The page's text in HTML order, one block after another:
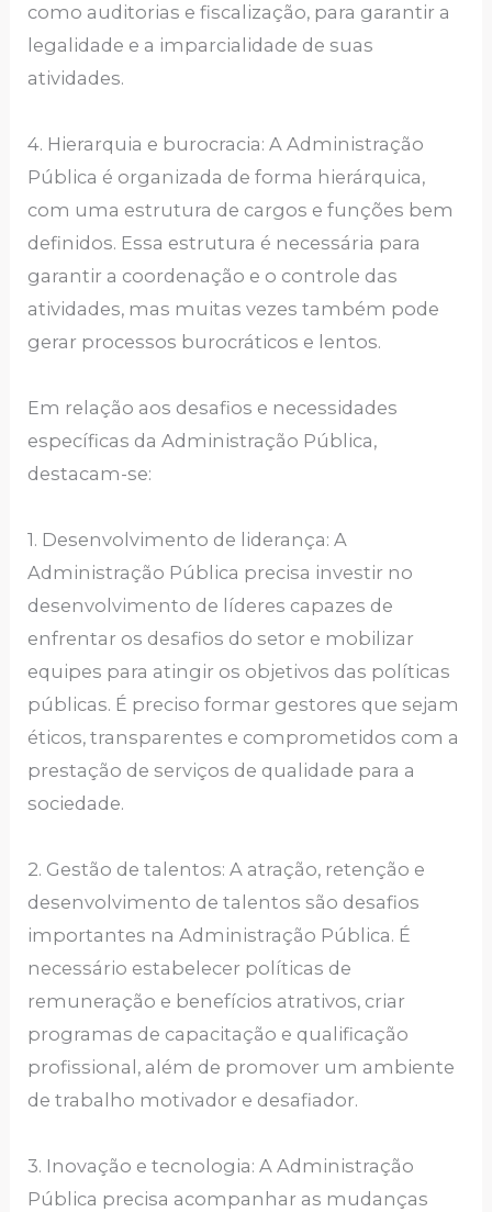
como auditorias e fiscalização, para garantir a
legalidade e a imparcialidade de suas
atividades.
4. Hierarquia e burocracia: A Administração
Pública é organizada de forma hierárquica,
com uma estrutura de cargos e funções bem
definidos. Essa estrutura é necessária para
garantir a coordenação e o controle das
atividades, mas muitas vezes também pode
gerar processos burocráticos e lentos.
Em relação aos desafios e necessidades
específicas da Administração Pública,
destacam-se:
1. Desenvolvimento de liderança: A
Administração Pública precisa investir no
desenvolvimento de líderes capazes de
enfrentar os desafios do setor e mobilizar
equipes para atingir os objetivos das políticas
públicas. É preciso formar gestores que sejam
éticos, transparentes e comprometidos com a
prestação de serviços de qualidade para a
sociedade.
2. Gestão de talentos: A atração, retenção e
desenvolvimento de talentos são desafios
importantes na Administração Pública. É
necessário estabelecer políticas de
remuneração e benefícios atrativos, criar
programas de capacitação e qualificação
profissional, além de promover um ambiente
de trabalho motivador e desafiador.
3. Inovação e tecnologia: A Administração
Pública precisa acompanhar as mudanças